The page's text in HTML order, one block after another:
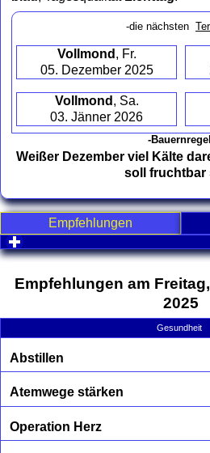
-die nächsten
Vollmond , Fr.
05. Dezember 2025
Vollmond , Sa.
03. Jänner 2026
-
Weißer Dezember viel Kälte
soll fruchtbar
Empfehlungen
click to expand contents
Empfehlungen am
2025
Gesundheit
Abstillen
Atemwege stärken
Operation Herz